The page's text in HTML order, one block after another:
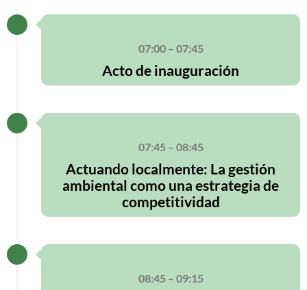
07:00 – 07:45
Acto de inauguración
07:45 – 08:45
Actuando localmente: La gestión
ambiental como una estrategia de
competitividad
08:45 – 09:15